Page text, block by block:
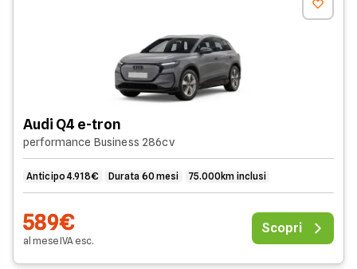
Audi Q4 e-tron
performance Business 286cv
Anticipo 4.918€ Durata 60 mesi 75.000km inclusi
589€
al meseIVA esc.
Scopri